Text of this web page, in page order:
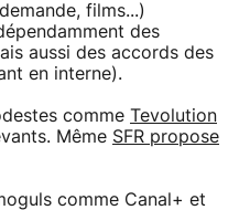
films...)
des
aussi des accords des
en interne).
comme Tevolution
Même SFR propose
comme Canal+ et